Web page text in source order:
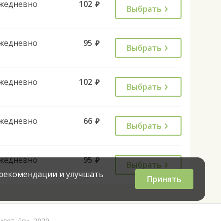
102 руб. Выбрать
95 руб. Выбрать
102 руб. Выбрать
66 руб. Выбрать
95 руб.
Выбрать
и улучшать
Принять